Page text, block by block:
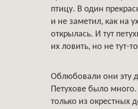
птицу. В один
и не заметил, как на
открылась. И тут
их ловить, но не тут-
Облюбовали они эту
Петухове было много.
только из окрестных